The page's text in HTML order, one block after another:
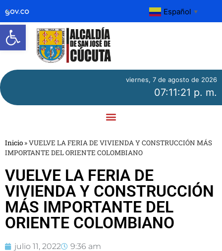
Abrir barra de herramientas
Español ▼
viernes, 7 de agosto de 2026
07:11:22 p. m.
Inicio »VUELVE LA FERIA DE VIVIENDA Y CONSTRUCCIÓN MÁS
IMPORTANTE DEL ORIENTE COLOMBIANO
VUELVE LA FERIA DE
VIVIENDA Y CONSTRUCCIÓN
MÁS IMPORTANTE DEL
ORIENTE COLOMBIANO
julio 11, 2022 9:36 am